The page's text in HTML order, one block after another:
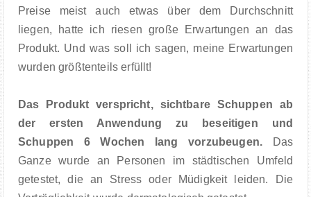
Preise meist auch etwas über dem Durchschnitt
liegen, hatte ich riesen große Erwartungen an das
Produkt. Und was soll ich sagen, meine Erwartungen
wurden größtenteils erfüllt!
Das Produkt verspricht, sichtbare Schuppen ab
der ersten Anwendung zu beseitigen und
Schuppen 6 Wochen lang vorzubeugen. Das
Ganze wurde an Personen im städtischen Umfeld
getestet, die an Stress oder Müdigkeit leiden. Die